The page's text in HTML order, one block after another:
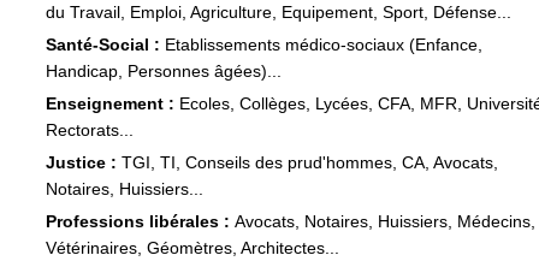
du Travail, Emploi, Agriculture, Equipement, Sport, Défense...
Santé-Social : Etablissements médico-sociaux (Enfance,
Handicap, Personnes âgées)...
Enseignement : Ecoles, Collèges, Lycées, CFA, MFR,
Rectorats...
Justice : TGI, TI, Conseils des prud'hommes, CA, Avocats,
Notaires, Huissiers...
Professions libérales : Avocats, Notaires, Huissiers, Médecins,
Vétérinaires, Géomètres, Architectes...